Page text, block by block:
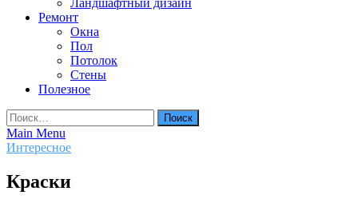
Ландшафтный дизайн
Ремонт
Окна
Пол
Потолок
Стены
Полезное
Найти:
Main Menu
Интересное
Краски